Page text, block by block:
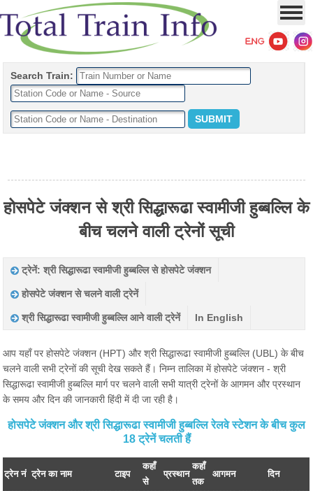
Search Train:
होसपेटे जंक्शन से श्री सिद्धारूढा स्वामीजी हुब्बल्लि के
बीच चलने वाली ट्रेनों सूची
ट्रेनें: श्री सिद्धारूढा स्वामीजी हुब्बल्लि से होसपेटे जंक्शन
होसपेटे जंक्शन से चलने वाली ट्रेनें
श्री सिद्धारूढा स्वामीजी हुब्बल्लि आने वाली ट्रेनें In English
आप यहाँ पर होसपेटे जंक्शन (HPT) और श्री सिद्धारूढा स्वामीजी हुब्बल्लि (UBL) के बीच
चलने वाली सभी ट्रेनों की सूची देख सकते हैं। निम्न तालिका में होसपेटे जंक्शन - श्री
सिद्धारूढा स्वामीजी हुब्बल्लि मार्ग पर चलने वाली सभी यात्री ट्रेनों के आगमन और प्रस्थान
के समय और दिन की जानकारी हिंदी में दी जा रही है।
होसपेटे जंक्शन और श्री सिद्धारूढा स्वामीजी हुब्बल्लि रेलवे स्टेशन के बीच कुल
18 ट्रेनें चलती हैं
ट्रेन नं ट्रेन का नाम टाइप
कहाँ
से
प्रस्थान
कहाँ
तक
आगमन दिन